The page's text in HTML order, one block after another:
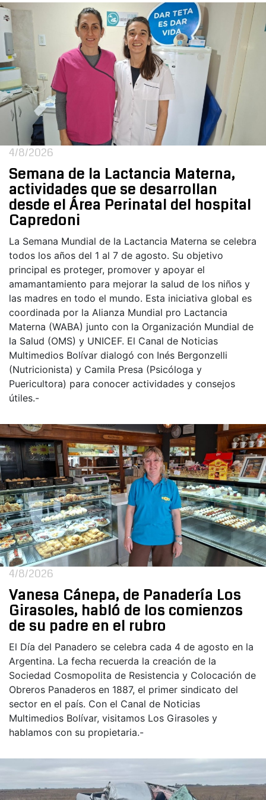
4/8/2026
Semana de la Lactancia Materna,
actividades que se desarrollan
desde el Área Perinatal del hospital
Capredoni
La Semana Mundial de la Lactancia Materna se celebra
todos los años del 1 al 7 de agosto. Su objetivo
principal es proteger, promover y apoyar el
amamantamiento para mejorar la salud de los niños y
las madres en todo el mundo. Esta iniciativa global es
coordinada por la Alianza Mundial pro Lactancia
Materna (WABA) junto con la Organización Mundial de
la Salud (OMS) y UNICEF. El Canal de Noticias
Multimedios Bolívar dialogó con Inés Bergonzelli
(Nutricionista) y Camila Presa (Psicóloga y
Puericultora) para conocer actividades y consejos
útiles.-
4/8/2026
Vanesa Cánepa, de Panadería Los
Girasoles, habló de los comienzos
de su padre en el rubro
El Día del Panadero se celebra cada 4 de agosto en la
Argentina. La fecha recuerda la creación de la
Sociedad Cosmopolita de Resistencia y Colocación de
Obreros Panaderos en 1887, el primer sindicato del
sector en el país. Con el Canal de Noticias
Multimedios Bolívar, visitamos Los Girasoles y
hablamos con su propietaria.-